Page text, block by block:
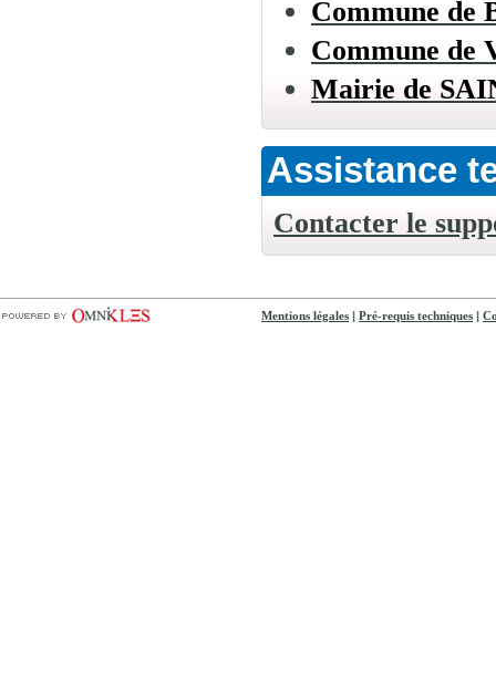
Commune de
Commune de
Mairie de
Assistance
Contacter le
Mentions légales Pré-requis techniques